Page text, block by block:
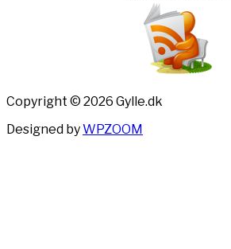
Copyright © 2026 Gylle.dk
Designed byWPZOOM